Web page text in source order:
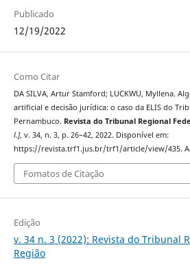
Publicado
12/19/2022
Como Citar
DA SILVA, Artur Stamford; LUCKWU, Myllena.
artificial e decisão jurídica: o caso da ELIS do
Pernambuco. Revista do Tribunal Regional
l.], v. 34, n. 3, p. 26–42, 2022. Disponível em:
https://revista.trf1.jus.br/trf1/article/view/435.
Fomatos de Citação
Edição
v. 34 n. 3 (2022): Revista do Tribunal
Região